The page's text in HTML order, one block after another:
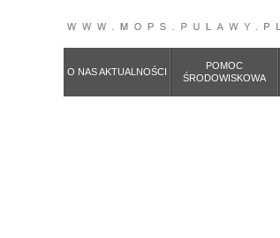
O NAS AKTUALNOŚCI
POMOC
ŚRODOWISKOWA